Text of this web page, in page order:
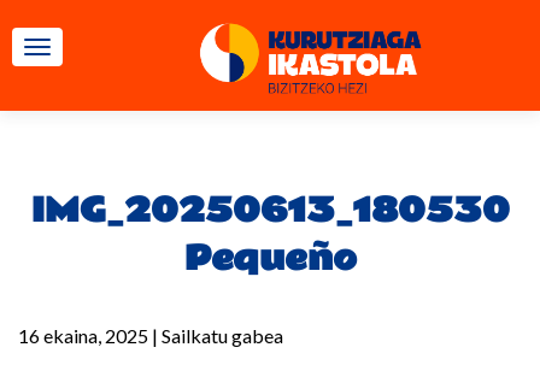
TOGGLE NAVIGATION
IMG_20250613_180530
Pequeño
16 ekaina, 2025 | Sailkatu gabea